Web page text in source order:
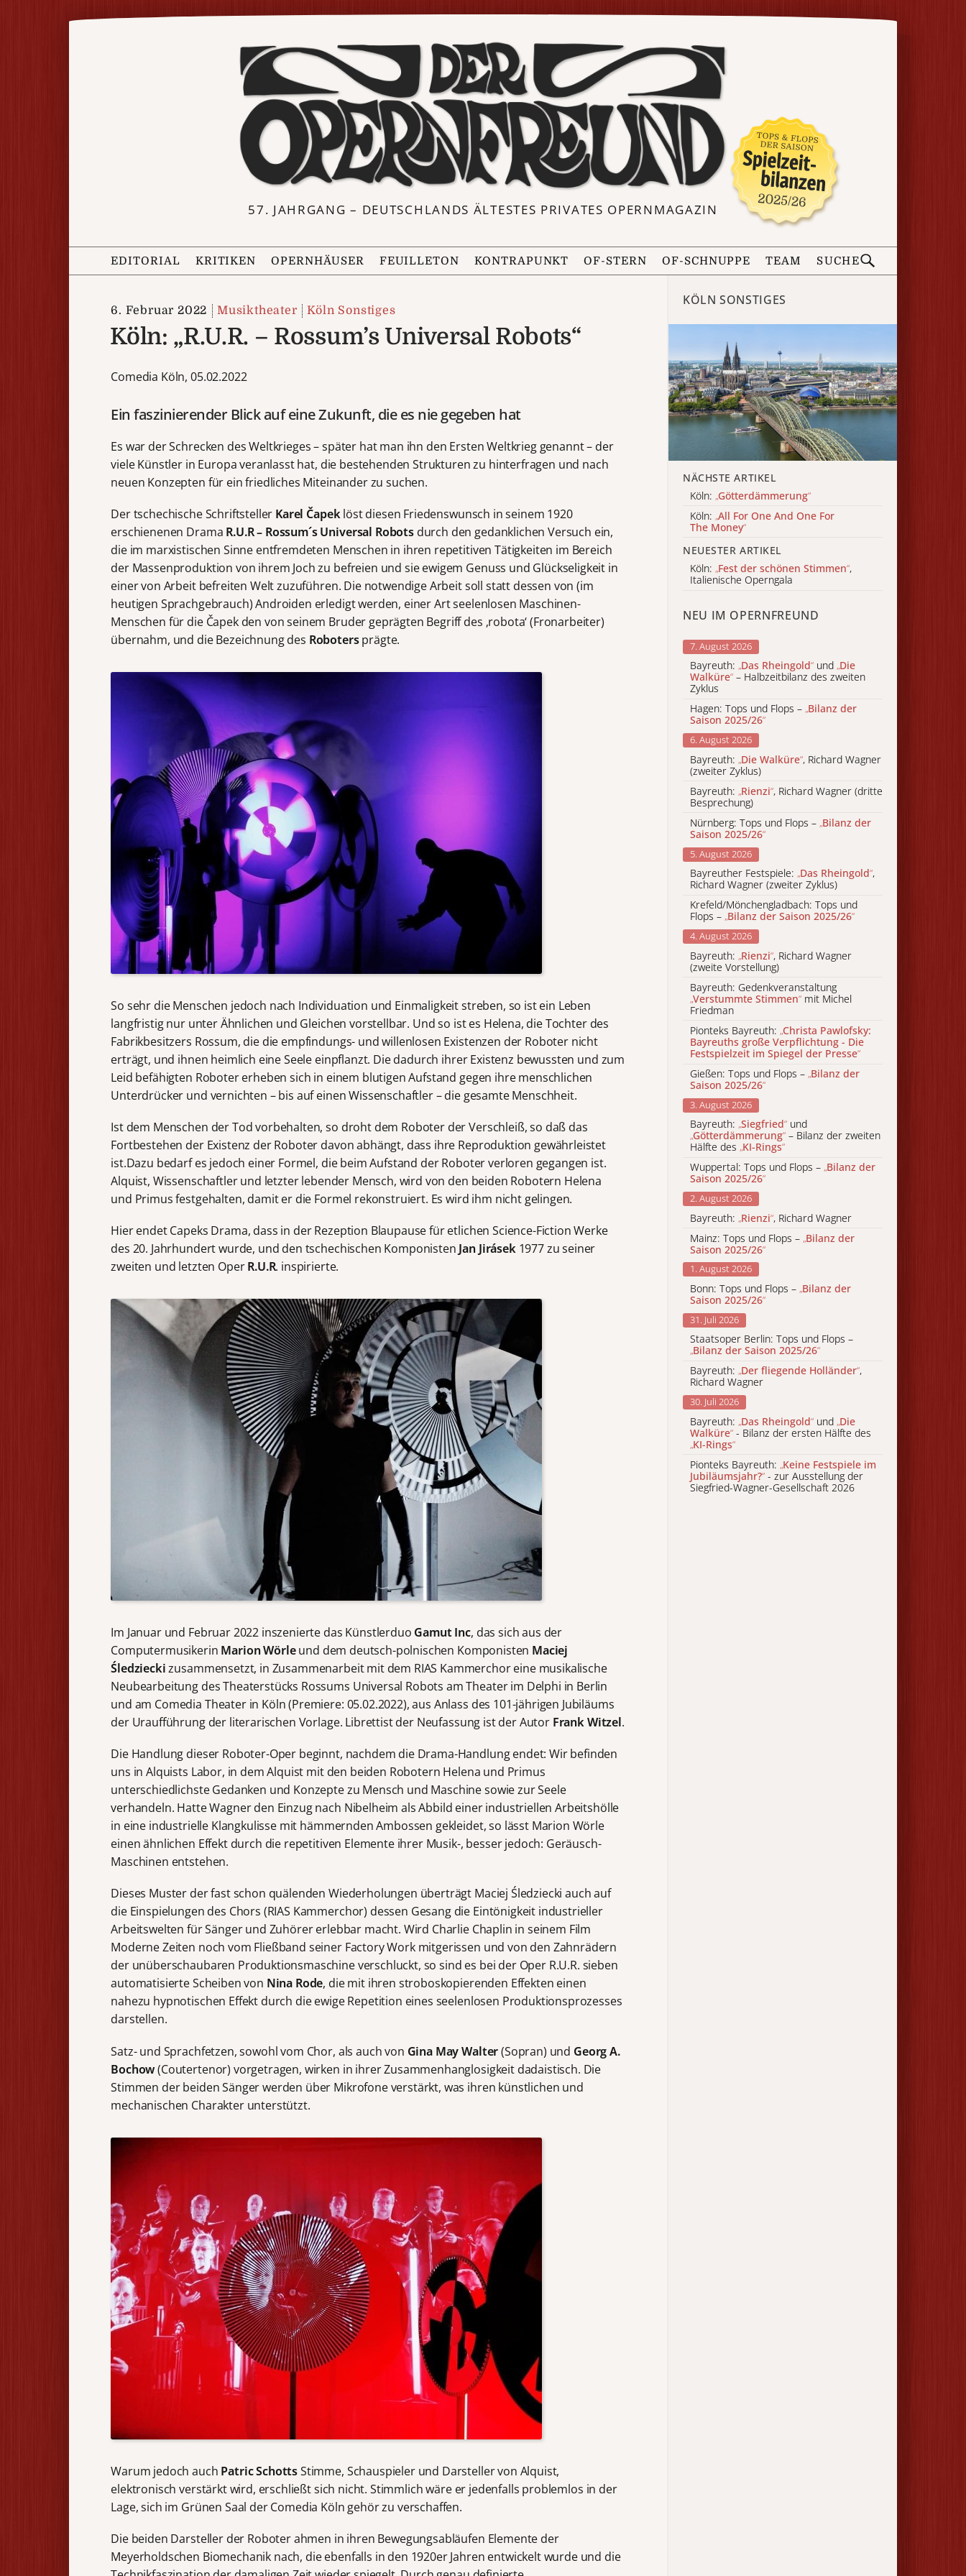
57. JAHRGANG – DEUTSCHLANDS ÄLTESTES PRIVATES OPERNMAGAZIN
EDITORIAL KRITIKEN OPERNHÄUSER FEUILLETON KONTRAPUNKT OF-STERN OF-SCHNUPPE TEAM SUCHE
6. Februar 2022 Musiktheater Köln Sonstiges
Köln: „R.U.R. – Rossum’s Universal Robots“
Comedia Köln, 05.02.2022
Ein faszinierender Blick auf eine Zukunft, die es nie gegeben hat
Es war der Schrecken des Weltkrieges – später hat man ihn den Ersten Weltkrieg genannt – der
viele Künstler in Europa veranlasst hat, die bestehenden Strukturen zu hinterfragen und nach
neuen Konzepten für ein friedliches Miteinander zu suchen.
Der tschechische Schriftsteller Karel Čapeklöst diesen Friedenswunsch in seinem 1920
erschienenen Drama R.U.R – Rossum´s Universal Robotsdurch den gedanklichen Versuch ein,
die im marxistischen Sinne entfremdeten Menschen in ihren repetitiven Tätigkeiten im Bereich
der Massenproduktion von ihrem Joch zu befreien und sie ewigem Genuss und Glückseligkeit in
einer von Arbeit befreiten Welt zuzuführen. Die notwendige Arbeit soll statt dessen von (im
heutigen Sprachgebrauch) Androiden erledigt werden, einer Art seelenlosen Maschinen-
Menschen für die Čapek den von seinem Bruder geprägten Begriff des ‚robota‘ (Fronarbeiter)
übernahm, und die Bezeichnung des Robotersprägte.
So sehr die Menschen jedoch nach Individuation und Einmaligkeit streben, so ist ein Leben
langfristig nur unter Ähnlichen und Gleichen vorstellbar. Und so ist es Helena, die Tochter des
Fabrikbesitzers Rossum, die die empfindungs- und willenlosen Existenzen der Roboter nicht
erträgt, und ihnen heimlich eine Seele einpflanzt. Die dadurch ihrer Existenz bewussten und zum
Leid befähigten Roboter erheben sich in einem blutigen Aufstand gegen ihre menschlichen
Unterdrücker und vernichten – bis auf einen Wissenschaftler – die gesamte Menschheit.
Ist dem Menschen der Tod vorbehalten, so droht dem Roboter der Verschleiß, so daß das
Fortbestehen der Existenz der Roboter davon abhängt, dass ihre Reproduktion gewährleistet
ist.Dazu bedarf es jedoch einer Formel, die beim Aufstand der Roboter verloren gegangen ist.
Alquist, Wissenschaftler und letzter lebender Mensch, wird von den beiden Robotern Helena
und Primus festgehalten, damit er die Formel rekonstruiert. Es wird ihm nicht gelingen.
Hier endet Capeks Drama, dass in der Rezeption Blaupause für etlichen Science-Fiction Werke
des 20. Jahrhundert wurde, und den tschechischen Komponisten Jan Jirásek1977 zu seiner
zweiten und letzten OperR.U.R. inspirierte.
Im Januar und Februar 2022 inszenierte das Künstlerduo Gamut Inc, das sich aus der
Computermusikerin Marion Wörleund dem deutsch-polnischen Komponisten Maciej
Śledzieckizusammensetzt, in Zusammenarbeit mit dem RIAS Kammerchor eine musikalische
Neubearbeitung des Theaterstücks Rossums Universal Robots am Theater im Delphi in Berlin
und am Comedia Theater in Köln (Premiere: 05.02.2022), aus Anlass des 101-jährigen Jubiläums
der Uraufführung der literarischen Vorlage. Librettist der Neufassung ist der Autor Frank Witzel.
Die Handlung dieser Roboter-Oper beginnt, nachdem die Drama-Handlung endet: Wir befinden
uns in Alquists Labor, in dem Alquist mit den beiden Robotern Helena und Primus
unterschiedlichste Gedanken und Konzepte zu Mensch und Maschine sowie zur Seele
verhandeln. Hatte Wagner den Einzug nach Nibelheim als Abbild einer industriellen Arbeitshölle
in eine industrielle Klangkulisse mit hämmernden Ambossen gekleidet, so lässt Marion Wörle
einen ähnlichen Effekt durch die repetitiven Elemente ihrer Musik-, besser jedoch: Geräusch-
Maschinen entstehen.
Dieses Muster der fast schon quälenden Wiederholungen überträgt Maciej Śledziecki auch auf
die Einspielungen des Chors (RIAS Kammerchor) dessen Gesang die Eintönigkeit industrieller
Arbeitswelten für Sänger und Zuhörer erlebbar macht. Wird Charlie Chaplin in seinem Film
Moderne Zeiten noch vom Fließband seiner Factory Work mitgerissen und von den Zahnrädern
der unüberschaubaren Produktionsmaschine verschluckt, so sind es bei der Oper R.U.R. sieben
automatisierte Scheiben von Nina Rode, die mit ihren stroboskopierenden Effekten einen
nahezu hypnotischen Effekt durch die ewige Repetition eines seelenlosen Produktionsprozesses
darstellen.
Satz- und Sprachfetzen, sowohl vom Chor, als auch von Gina May Walter(Sopran) und Georg A.
Bochow(Coutertenor) vorgetragen, wirken in ihrer Zusammenhanglosigkeit dadaistisch. Die
Stimmen der beiden Sänger werden über Mikrofone verstärkt, was ihren künstlichen und
mechanischen Charakter unterstützt.
Warum jedoch auch Patric SchottsStimme, Schauspieler und Darsteller von Alquist,
elektronisch verstärkt wird, erschließt sich nicht. Stimmlich wäre er jedenfalls problemlos in der
Lage, sich im Grünen Saal der Comedia Köln gehör zu verschaffen.
Die beiden Darsteller der Roboter ahmen in ihren Bewegungsabläufen Elemente der
Meyerholdschen Biomechanik nach, die ebenfalls in den 1920er Jahren entwickelt wurde und die
KÖLN SONSTIGES
NÄCHSTE ARTIKEL
Köln: „Götterdämmerung“
Köln: „All For One And One For
The Money“
NEUESTER ARTIKEL
Köln: „Fest der schönen Stimmen“,
Italienische Operngala
NEU IM OPERNFREUND
7. August 2026
Bayreuth: „Das Rheingold“ und „Die
Walküre“ – Halbzeitbilanz des zweiten
Zyklus
Hagen: Tops und Flops – „Bilanz der
Saison 2025/26“
6. August 2026
Bayreuth: „Die Walküre“, Richard Wagner
(zweiter Zyklus)
Bayreuth: „Rienzi“, Richard Wagner (dritte
Besprechung)
Nürnberg: Tops und Flops – „Bilanz der
Saison 2025/26“
5. August 2026
Bayreuther Festspiele: „Das Rheingold“,
Richard Wagner (zweiter Zyklus)
Krefeld/Mönchengladbach: Tops und
Flops – „Bilanz der Saison 2025/26“
4. August 2026
Bayreuth: „Rienzi“, Richard Wagner
(zweite Vorstellung)
Bayreuth: Gedenkveranstaltung
„Verstummte Stimmen“ mit Michel
Friedman
Pionteks Bayreuth: „Christa Pawlofsky:
Bayreuths große Verpflichtung - Die
Festspielzeit im Spiegel der Presse“
Gießen: Tops und Flops – „Bilanz der
Saison 2025/26“
3. August 2026
Bayreuth: „Siegfried“ und
„Götterdämmerung“ – Bilanz der zweiten
Hälfte des „KI-Rings“
Wuppertal: Tops und Flops – „Bilanz der
Saison 2025/26“
2. August 2026
Bayreuth: „Rienzi“, Richard Wagner
Mainz: Tops und Flops – „Bilanz der
Saison 2025/26“
1. August 2026
Bonn: Tops und Flops – „Bilanz der
Saison 2025/26“
31. Juli 2026
Staatsoper Berlin: Tops und Flops –
„Bilanz der Saison 2025/26“
Bayreuth: „Der fliegende Holländer“,
Richard Wagner
30. Juli 2026
Bayreuth: „Das Rheingold“ und „Die
Walküre“ - Bilanz der ersten Hälfte des
„KI-Rings“
Pionteks Bayreuth: „Keine Festspiele im
Jubiläumsjahr?“ - zur Ausstellung der
Siegfried-Wagner-Gesellschaft 2026